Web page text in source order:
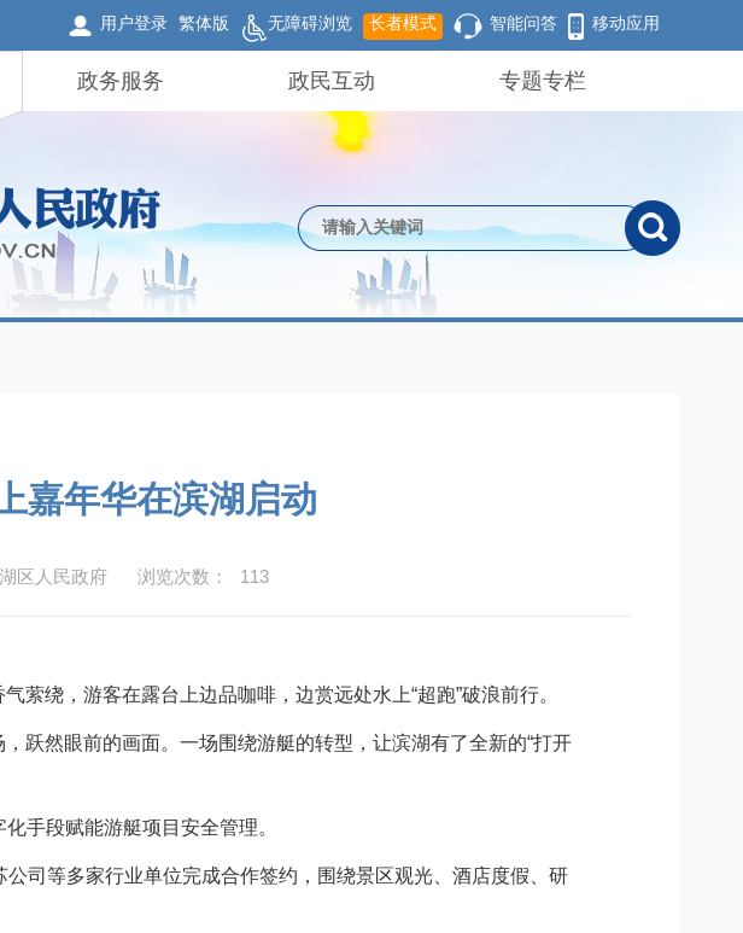
用户登录 繁体版 无障碍浏览 长者模式 智能问答 移动应用
政务服务 政民互动 专题专栏
嘉年华在滨湖启动
区人民政府 浏览次数： 113
绕，游客在露台上边品咖啡，边赏远处水上“超跑”破浪前行。
然眼前的画面。一场围绕游艇的转型，让滨湖有了全新的“打开
手段赋能游艇项目安全管理。
等多家行业单位完成合作签约，围绕景区观光、酒店度假、研